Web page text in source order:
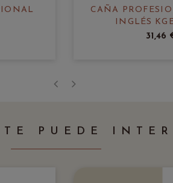
CAÑA
INGLÉS
31,46
PUEDE